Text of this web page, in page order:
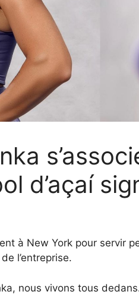
d’açaí
à New York pour servir
l’entreprise.
nous vivons tous